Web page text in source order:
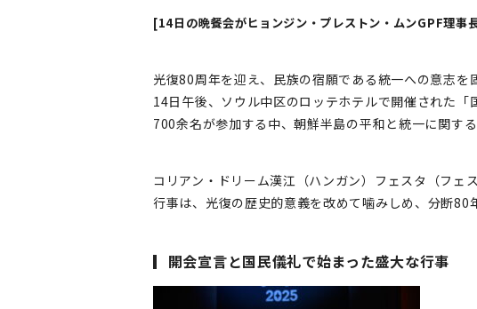
[14日の晩餐会がヒョンジン・プレストン・ムンGPF理事
光復80周年を迎え、民族の宿願である統一への意志を
14日午後、ソウル中区のロッテホテルで開催された
700余名が参加する中、朝鮮半島の平和と統一に関す
コリアン・ドリーム漢江（ハンガン）フェスタ（フ
行事は、光復の歴史的意義を改めて噛みしめ、分断80
▎開会宣言と国民儀礼で始まった盛大な行事